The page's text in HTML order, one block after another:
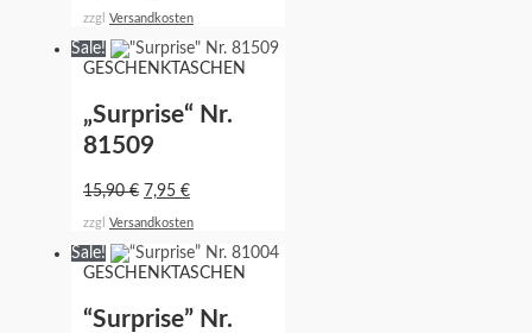
zzgl Versandkosten
Sale!
GESCHENKTASCHEN
„Surprise“ Nr.
81509
15,90€ 7,95 €
zzgl Versandkosten
Sale!
GESCHENKTASCHEN
“Surprise” Nr.